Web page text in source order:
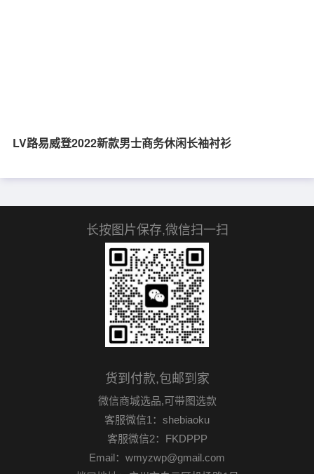
LV路易威登2022新款男士商务休闲长袖衬衫
长按图片保存,微信扫一扫
货到付款,包邮到家
微信商城选品,可带图选款
客服微信1：shebiaoku
客服微信2：FKDPPP
Email：wmyzwp@gmail.com